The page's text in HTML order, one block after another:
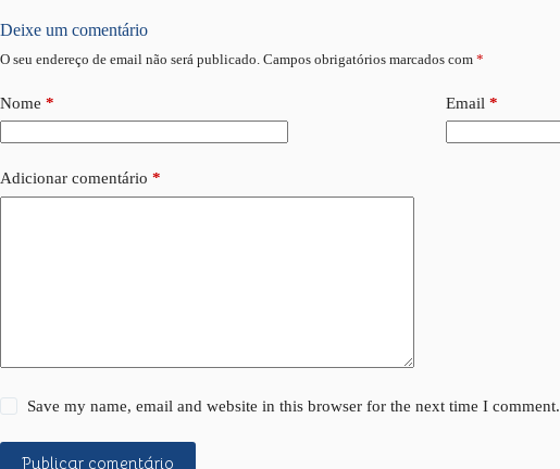
Deixe um comentário
O seu endereço de email não será publicado. Campos obrigatórios marcados com *
Nome * Email *
Adicionar comentário *
Save my name, email and website in this browser for the next time I comment.
Publicar comentário